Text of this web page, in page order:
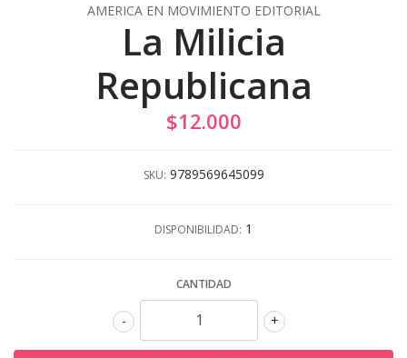
AMERICA EN MOVIMIENTO EDITORIAL
La Milicia
Republicana
$12.000
SKU: 9789569645099
DISPONIBILIDAD: 1
CANTIDAD
+
-